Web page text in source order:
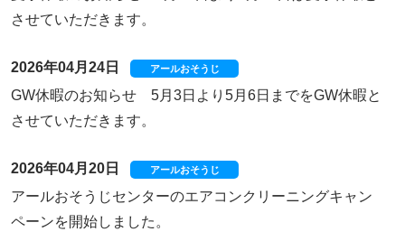
させていただきます。
2026年04月24日 アールおそうじ
GW休暇のお知らせ 5月3日より5月6日までをGW休暇と
させていただきます。
2026年04月20日 アールおそうじ
アールおそうじセンターのエアコンクリーニングキャン
ペーンを開始しました。